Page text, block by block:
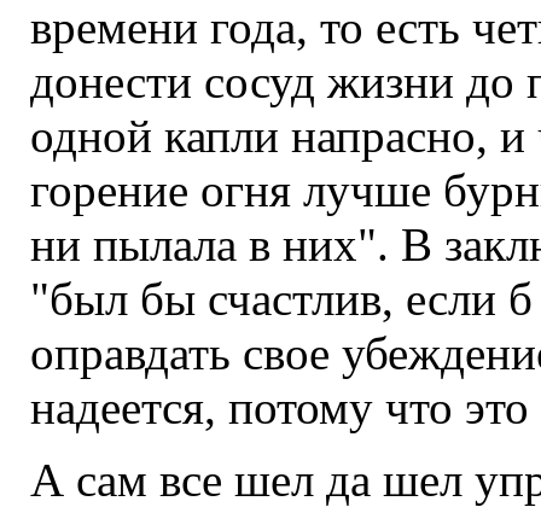
времени года, то есть
донести сосуд жизни до
одной капли напрасно,
горение огня лучше
ни пылала в них". В
"был бы счастлив, если
оправдать свое
надеется, потому что
А сам все шел да шел